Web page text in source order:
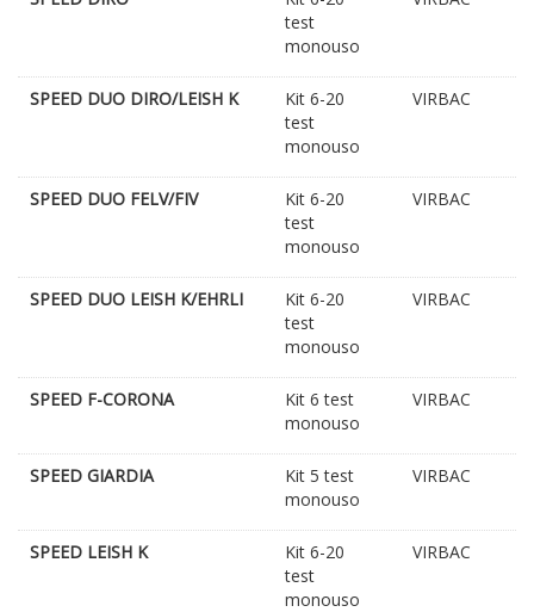
test
monouso
SPEED DUO DIRO/LEISH K
Kit 6-20
test
monouso
VIRBAC
SPEED DUO FELV/FIV
Kit 6-20
test
monouso
VIRBAC
SPEED DUO LEISH K/EHRLI
Kit 6-20
test
monouso
VIRBAC
SPEED F-CORONA
Kit 6 test
monouso
VIRBAC
SPEED GIARDIA
Kit 5 test
monouso
VIRBAC
SPEED LEISH K
Kit 6-20
test
monouso
VIRBAC